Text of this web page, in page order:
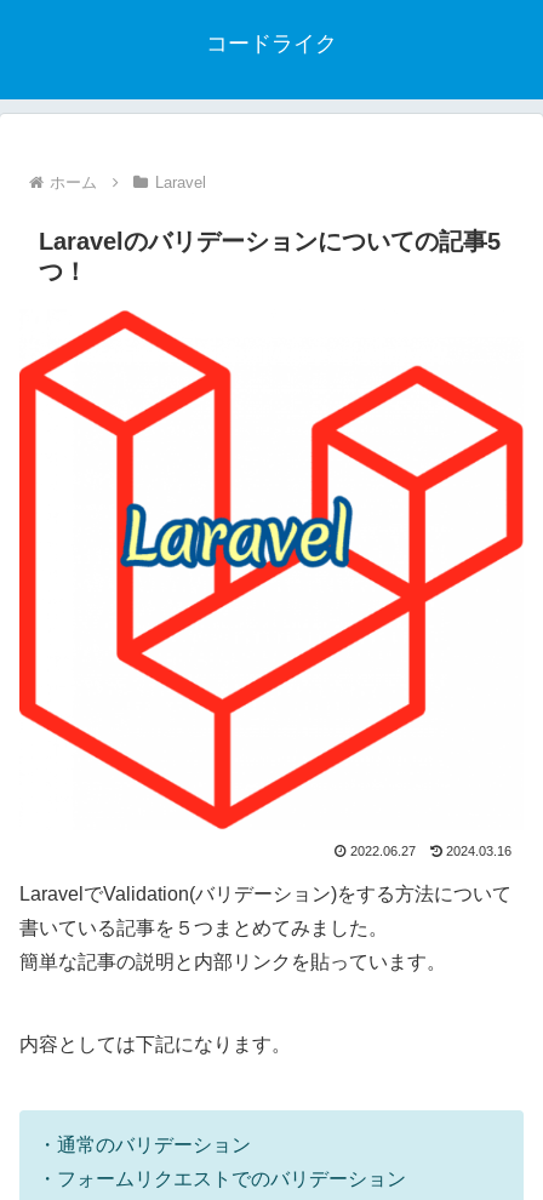
コードライク
ホーム Laravel
Laravelのバリデーションについての記事5
つ！
2022.06.27 2024.03.16
LaravelでValidation(バリデーション)をする方法について
書いている記事を５つまとめてみました。
簡単な記事の説明と内部リンクを貼っています。
内容としては下記になります。
・通常のバリデーション
・フォームリクエストでのバリデーション